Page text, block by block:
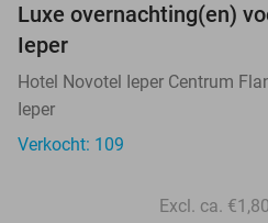
Luxe overnachting(en)
Ieper
Hotel Novotel Ieper Centrum
Ieper
Verkocht: 109
Excl. ca.